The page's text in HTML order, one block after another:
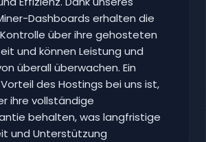
Dashboards erhalten die
über ihre gehosteten
und können Leistung und
überall überwachen. Ein
des Hostings bei uns ist,
ihre vollständige
behalten, was langfristige
und Unterstützung